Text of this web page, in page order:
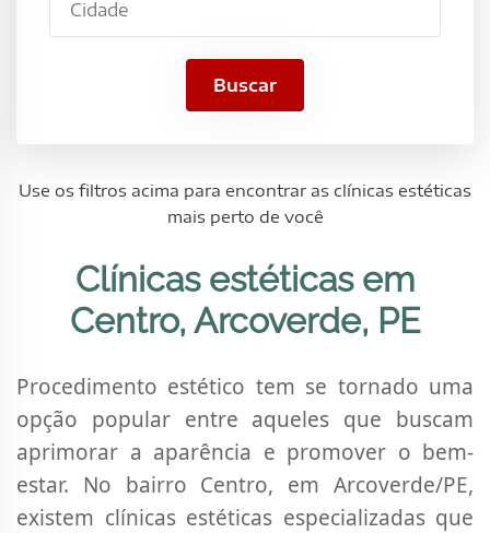
Buscar
Use os filtros acima para encontrar as clínicas estéticas
mais perto de você
Clínicas estéticas em
Centro, Arcoverde, PE
Procedimento estético tem se tornado uma
opção popular entre aqueles que buscam
aprimorar a aparência e promover o bem-
estar. No bairro Centro, em Arcoverde/PE,
existem clínicas estéticas especializadas que